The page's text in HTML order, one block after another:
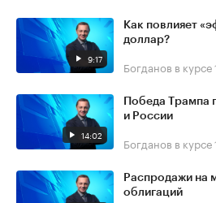
9:17
Как повлияет
доллар?
Богданов в курсе
14:02
Победа
и России
Богданов в курсе
Распродажи на
облигаций